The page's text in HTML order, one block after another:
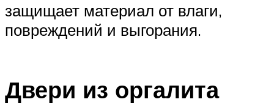
защищает материал от влаги,
повреждений и выгорания.
Двери из оргалита